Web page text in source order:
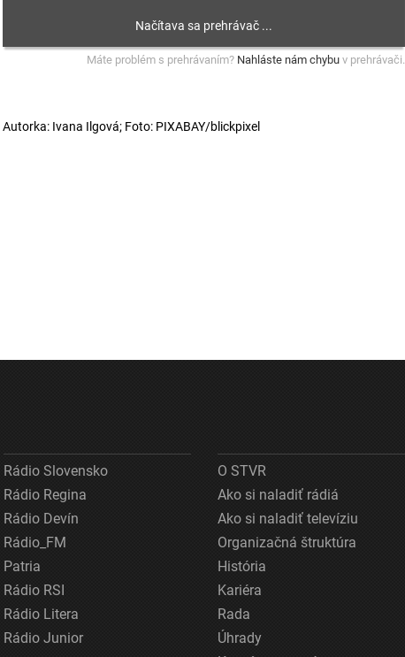
Máte problém s prehrávaním? Nahláste nám chybu v prehrávači.
Autorka: Ivana Ilgová; Foto: PIXABAY/blickpixel
Rádio Slovensko
Rádio Regina
Rádio Devín
Rádio_FM
Patria
Rádio RSI
Rádio Litera
Rádio Junior
O STVR
Ako si naladiť rádiá
Ako si naladiť televíziu
Organizačná štruktúra
História
Kariéra
Rada
Úhrady